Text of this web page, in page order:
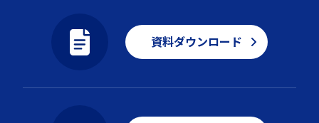
資料ダウンロード